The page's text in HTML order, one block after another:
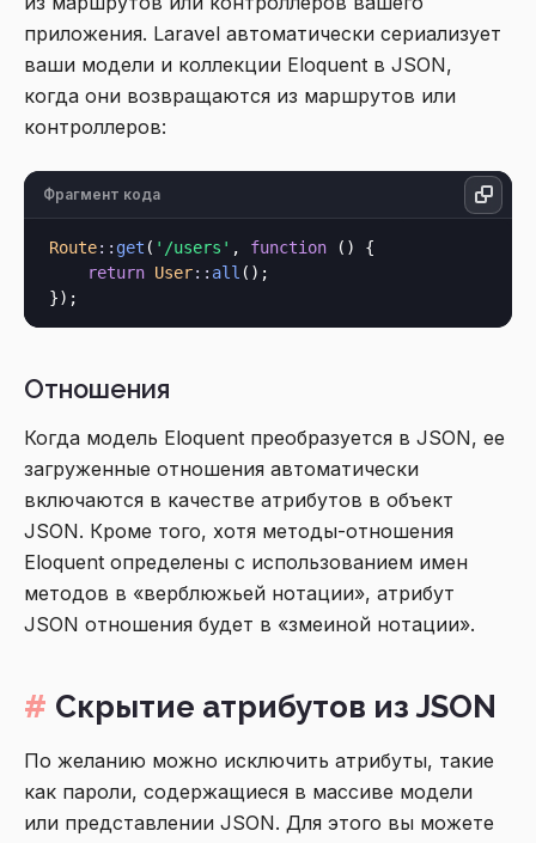
приложения. Laravel автоматически сериализует
ваши модели и коллекции Eloquent в JSON,
когда они возвращаются из маршрутов или
контроллеров:
Фрагмент кода
Route:: get ( '/users' , function () {
return User:: all ();
Отношения
Когда модель Eloquent преобразуется в JSON, ее
загруженные отношения автоматически
включаются в качестве атрибутов в объект
JSON. Кроме того, хотя методы-отношения
Eloquent определены с использованием имен
методов в «верблюжьей нотации», атрибут
JSON отношения будет в «змеиной нотации».
Скрытие атрибутов из JSON
По желанию можно исключить атрибуты, такие
как пароли, содержащиеся в массиве модели
или представлении JSON. Для этого вы можете